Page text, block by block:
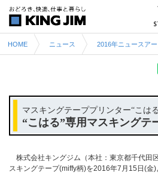
HOME ニュース 2016年ニュースア
マスキングテーププリンター“こは
“こはる”専用マスキングテ
株式会社キングジム（本社：東京都千代田
スキングテープ(miffy柄)を2016年7月15日(金)